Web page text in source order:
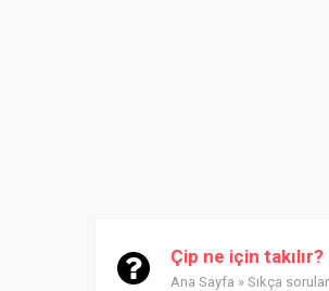
Çip ne için takılır?
Ana Sayfa » Sıkça